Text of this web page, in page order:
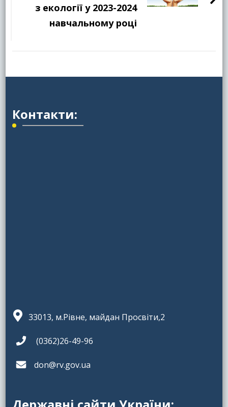
з екології у 2023-2024
навчальному році
Контакти:
33013, м.Рівне, майдан Просвіти,2
(0362)26-49-96
don@rv.gov.ua